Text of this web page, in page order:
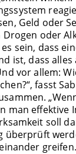
Geld oder
Drogen oder
sein, dass
ist, dass alles
vor allem:
fasst
man effektive
soll
überprüft
greifen.